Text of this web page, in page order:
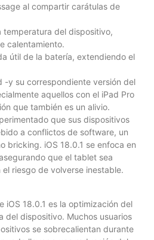
al compartir carátulas de
temperatura del dispositivo,
calentamiento.
útil de la batería, extendiendo el
-y su correspondiente versión del
aquellos con el iPad Pro
que también es un alivio.
que sus dispositivos
a conflictos de software, un
bricking. iOS 18.0.1 se enfoca en
que el tablet sea
riesgo de volverse inestable.
iOS 18.0.1 es la optimización del
del dispositivo. Muchos usuarios
se sobrecalientan durante